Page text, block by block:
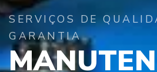
SERVIÇOS DE
GARANTIA